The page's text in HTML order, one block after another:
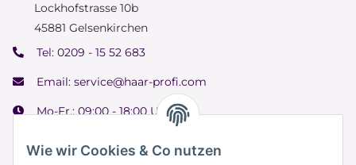
Wie wir Cookies & Co nutzen
Lockhofstrasse 10b
45881 Gelsenkirchen
Tel: 0209 - 15 52 683
Email: service@haar-profi.com
Mo-Fr.: 09:00 - 18:00 Uhr
Samstag: 09:00 - 15:00 Uhr